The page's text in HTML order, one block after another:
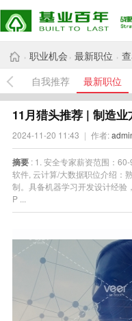
› 职业机会 › 最新职位 ›
自我推荐
最新职位
11月猎头推荐 | 制造业
2024-11-20 11:43 | 作者:
摘要: 1. 安全专家薪资范围：
软件, 云计算/大数据职位介绍：
制。具备机器学习开发设计经验
P ...